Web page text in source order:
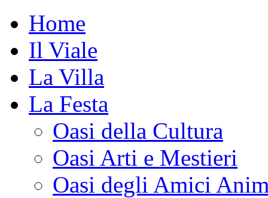
Home
Il Viale
La Villa
La Festa
Oasi della Cultura
Oasi Arti e Mestieri
Oasi degli Amici